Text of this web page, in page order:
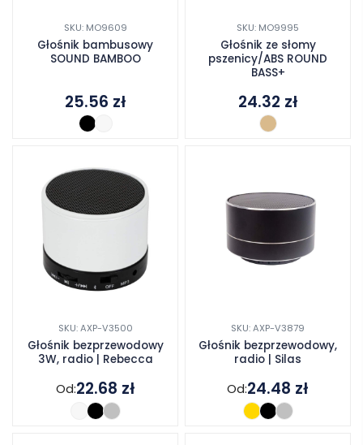
SKU: MO9609
Głośnik bambusowy
SOUND BAMBOO
25.56 zł
SKU: MO9995
Głośnik ze słomy
pszenicy/ABS ROUND
BASS+
24.32 zł
SKU: AXP-V3500
Głośnik bezprzewodowy
3W, radio | Rebecca
Od:22.68 zł
SKU: AXP-V3879
Głośnik bezprzewodowy,
radio | Silas
Od:24.48 zł